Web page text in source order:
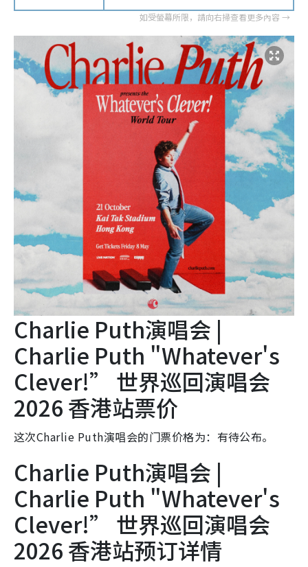
Charlie Puth演唱会 |
Charlie Puth "Whatever's
Clever!” 世界巡回演唱会
2026 香港站票价
这次Charlie Puth演唱会的门票价格为：有待公布。
Charlie Puth演唱会 |
Charlie Puth "Whatever's
Clever!” 世界巡回演唱会
2026 香港站预订详情